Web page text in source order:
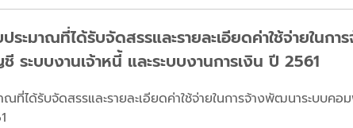
ระมาณที่ได้รับจัดสรรและรายละเอียดค่าใช้จ่ายในก
ระบบงานเจ้าหนี้ และระบบงานการเงิน ปี 2561
ที่ได้รับจัดสรรและรายละเอียดค่าใช้จ่ายในการจ้างพัฒนาระบบค